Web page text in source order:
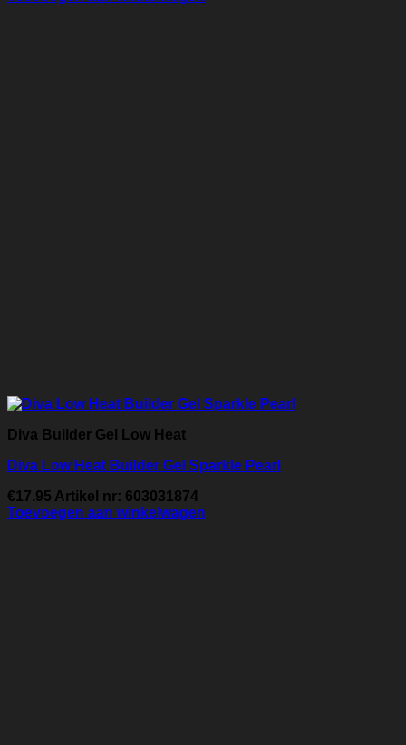
Diva Builder Gel Low Heat
Diva Low Heat Builder Gel Sparkle Pearl
€17.95 Artikel nr: 603031874
Toevoegen aan winkelwagen